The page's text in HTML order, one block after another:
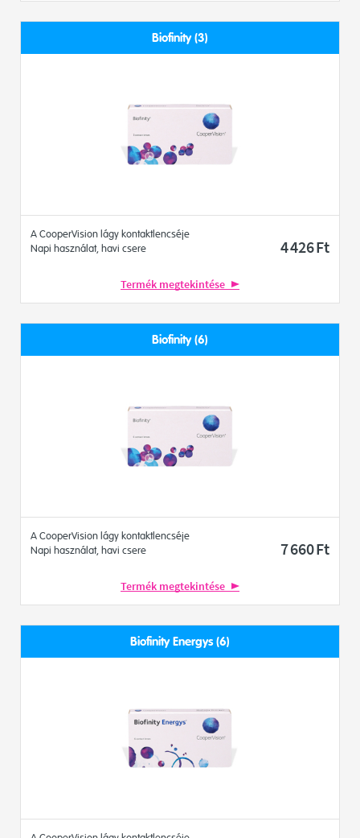
Biofinity (3)
A CooperVision lágy kontaktlencséje
Napi használat, havi csere
4 426Ft
Termék megtekintése
Biofinity (6)
A CooperVision lágy kontaktlencséje
Napi használat, havi csere
7 660Ft
Termék megtekintése
Biofinity Energys (6)